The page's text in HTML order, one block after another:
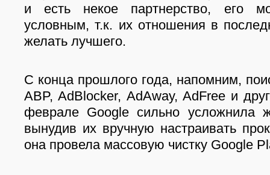
и есть некое партнерство, его
условным, т.к. их отношения в
желать лучшего.
С конца прошлого года, напомним,
ABP, AdBlocker, AdAway, AdFree и
феврале Google сильно усложнила
вынудив их вручную настраивать
она провела массовую чистку Google